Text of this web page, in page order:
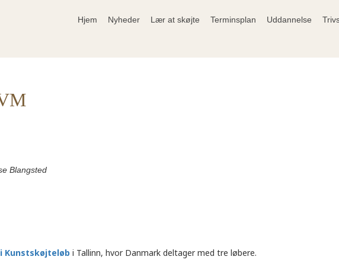
Hjem Nyheder Lær at skøjte Terminsplan Uddannelse
Blangsted
i Kunstskøjteløb i Tallinn, hvor Danmark deltager med tre løbere.